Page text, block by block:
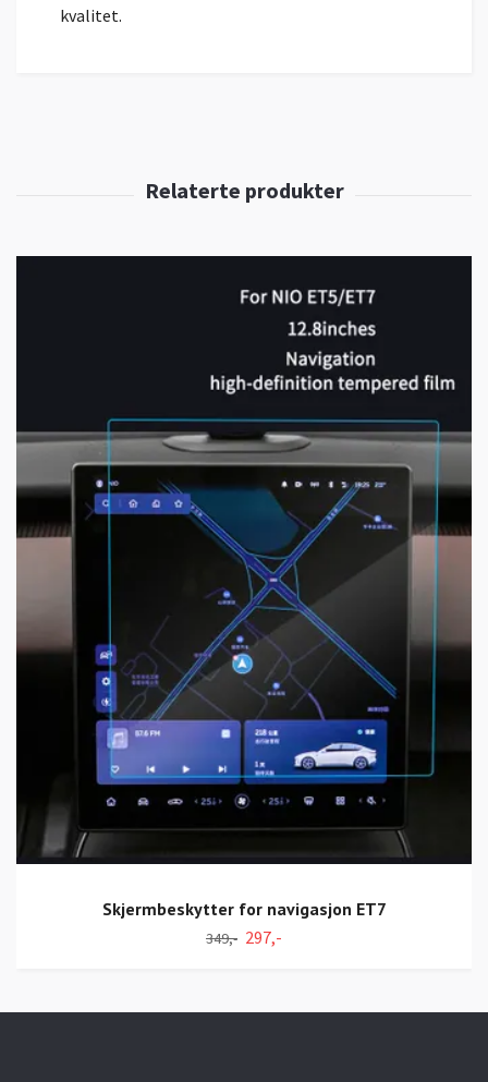
kvalitet.
Skjermbeskytter for navigasjon ET7
349,- 297,-